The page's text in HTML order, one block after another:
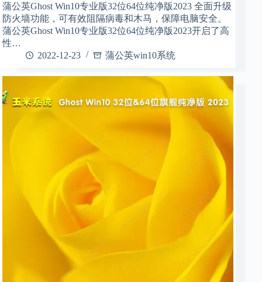
蒲公英Ghost Win10专业版32位64位纯净版2023 全面升级
防火墙功能，可有效阻隔病毒和木马，保障电脑安全。
蒲公英Ghost Win10专业版32位64位纯净版2023开启了高
性…
2022-12-23
蒲公英win10系统